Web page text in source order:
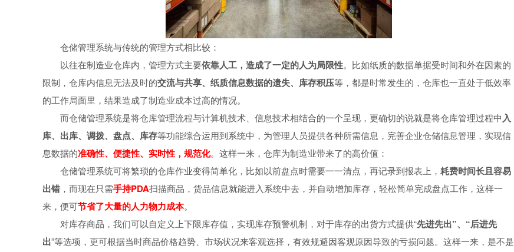
仓储管理系统与传统的管理方式相比较：
以往在制造业仓库内，管理方式主要依靠人工，造成了一定的人为局限性。比如纸质的数据单据受时间和外在因素的
限制，仓库内信息无法及时的交流与共享、纸质信息数据的遗失、库存积压等，都是时常发生的，仓库也一直处于低效率
的工作局面里，结果造成了制造业成本过高的情况。
而仓储管理系统是将仓库管理流程与计算机技术、信息技术相结合的一个呈现，更确切的说就是将仓库管理过程中入
库、出库、调拨、盘点、库存等功能综合运用到系统中，为管理人员提供各种所需信息，完善企业仓储信息管理，实现信
息数据的准确性、便捷性、实时性，规范化。这样一来，仓库为制造业带来了的高价值：
仓储管理系统可将繁琐的仓库作业变得简单化，比如以前盘点时需要一一清点，再记录到报表上， 耗费时间长且容易
出错，而现在只需手持PDA扫描商品，货品信息就能进入系统中去，并自动增加库存，轻松简单完成盘点工作，这样一
来，便可节省了大量的人力物力成本。
对库存商品，我们可以自定义上下限库存值，实现库存预警机制，对于库存的出货方式提供“先进先出”、“后进先
出”等选项，更可根据当时商品价格趋势、市场状况来客观选择，有效规避因客观原因导致的亏损问题。这样一来，是不是